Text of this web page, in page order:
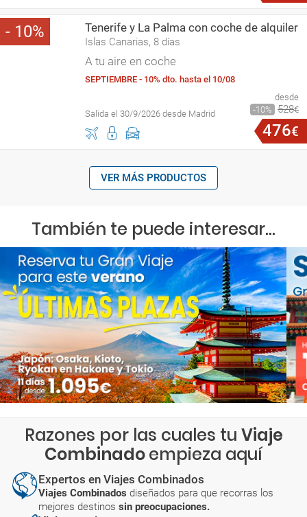
10 Tenerife y La Palma con coche de alquiler
Islas Canarias, 8 días
A tu aire en coche
SEPTIEMBRE - 10% dto. hasta el 10/08
Salida el 30/9/2026 desde Madrid
desde
10
528€
476€
VER MÁS PRODUCTOS
También te puede interesar...
Razones por las cuales tu Viaje
Combinadoempieza aquí
Expertos en Viajes Combinados
Viajes Combinados diseñados para que recorras los
mejores destinos sin preocupaciones.